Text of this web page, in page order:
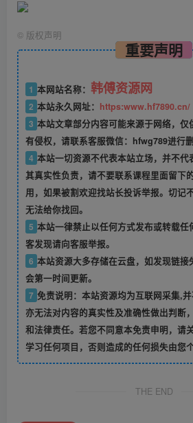
© 版权声明
重要声明
1 本网站名称： 韩傅资源网
2 本站永久网址： https:www.hf7890.cn/
3 本站文章部分内容可能来源于网络，仅
有侵权，请联系客服微信：hfwg789进行删
4 本站一切资源不代表本站立场，并不代
其真实性负责，请不要联系课程里面留下
用，如果被割欢迎找站长投诉举报。切记
无法给你找回。
5 本站一律禁止以任何方式发布或转载任
客发现请向客服举报。
6 本站资源大多存储在云盘，如发现链接
会第一时间更新。
7 免责说明：本站资源均为互联网采集,
亦无法对内容的真实性及准确性做出判断
和法律责任。若您不同意本免责申明，请
学习任何项目，否则造成的任何损失由您
THE END